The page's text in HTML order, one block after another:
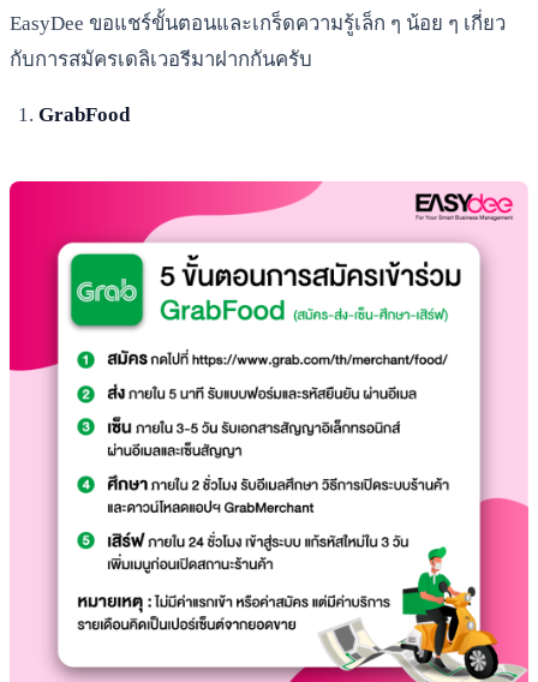
EasyDee ขอแชร์ขั้นตอนและเกร็ดความรู้เล็ก ๆ น้อย ๆ เกี่ยว
กับการสมัครเดลิเวอรีมาฝากกันครับ
GrabFood